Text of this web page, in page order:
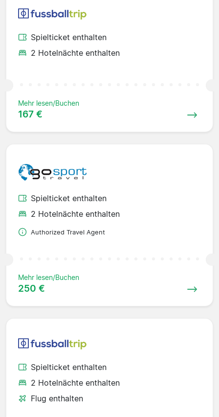
Spielticket enthalten
2 Hotelnächte enthalten
Mehr lesen/Buchen
167 €
Spielticket enthalten
2 Hotelnächte enthalten
Authorized Travel Agent
Mehr lesen/Buchen
250 €
Spielticket enthalten
2 Hotelnächte enthalten
Flug enthalten